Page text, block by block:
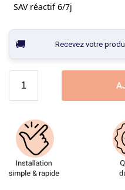
SAV réactif 6/7j
Recevez votre